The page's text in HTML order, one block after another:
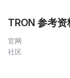
TRON 参考资
官网
社区